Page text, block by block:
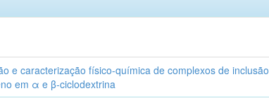
e caracterização físico-química de complexos de inclusão
em α e β-ciclodextrina